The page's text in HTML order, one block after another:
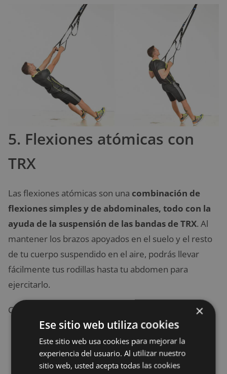
5. Flexiones atómicas con
TRX
Las flexiones atómicas son una combinación de
flexiones simples y de abdominales, todo con la
ayuda de la suspensión de las bandas de TRX. Al
mantener los brazos apoyados en el suelo y el resto
de tu cuerpo suspendido en el aire, podrás llevar
fácilmente tus rodillas hasta tu abdomen para
ejercitarlo.
Cómo hacerlo:
Comienza en la posición alta de las flexiones,
conlos pies dentro de las asasde TRX.
Mientras aprietasel core,baja lentamente
×
Ese sitio web utiliza cookies
Este sitio web usa cookies para mejorar la
experiencia del usuario. Al utilizar nuestro
sitio web, usted acepta todas las cookies